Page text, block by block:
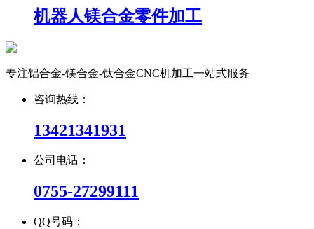
机器人镁合金零件加工
专注铝合金-镁合金-钛合金CNC机加工一站式服务
咨询热线：
13421341931
公司电话：
0755-27299111
QQ号码：